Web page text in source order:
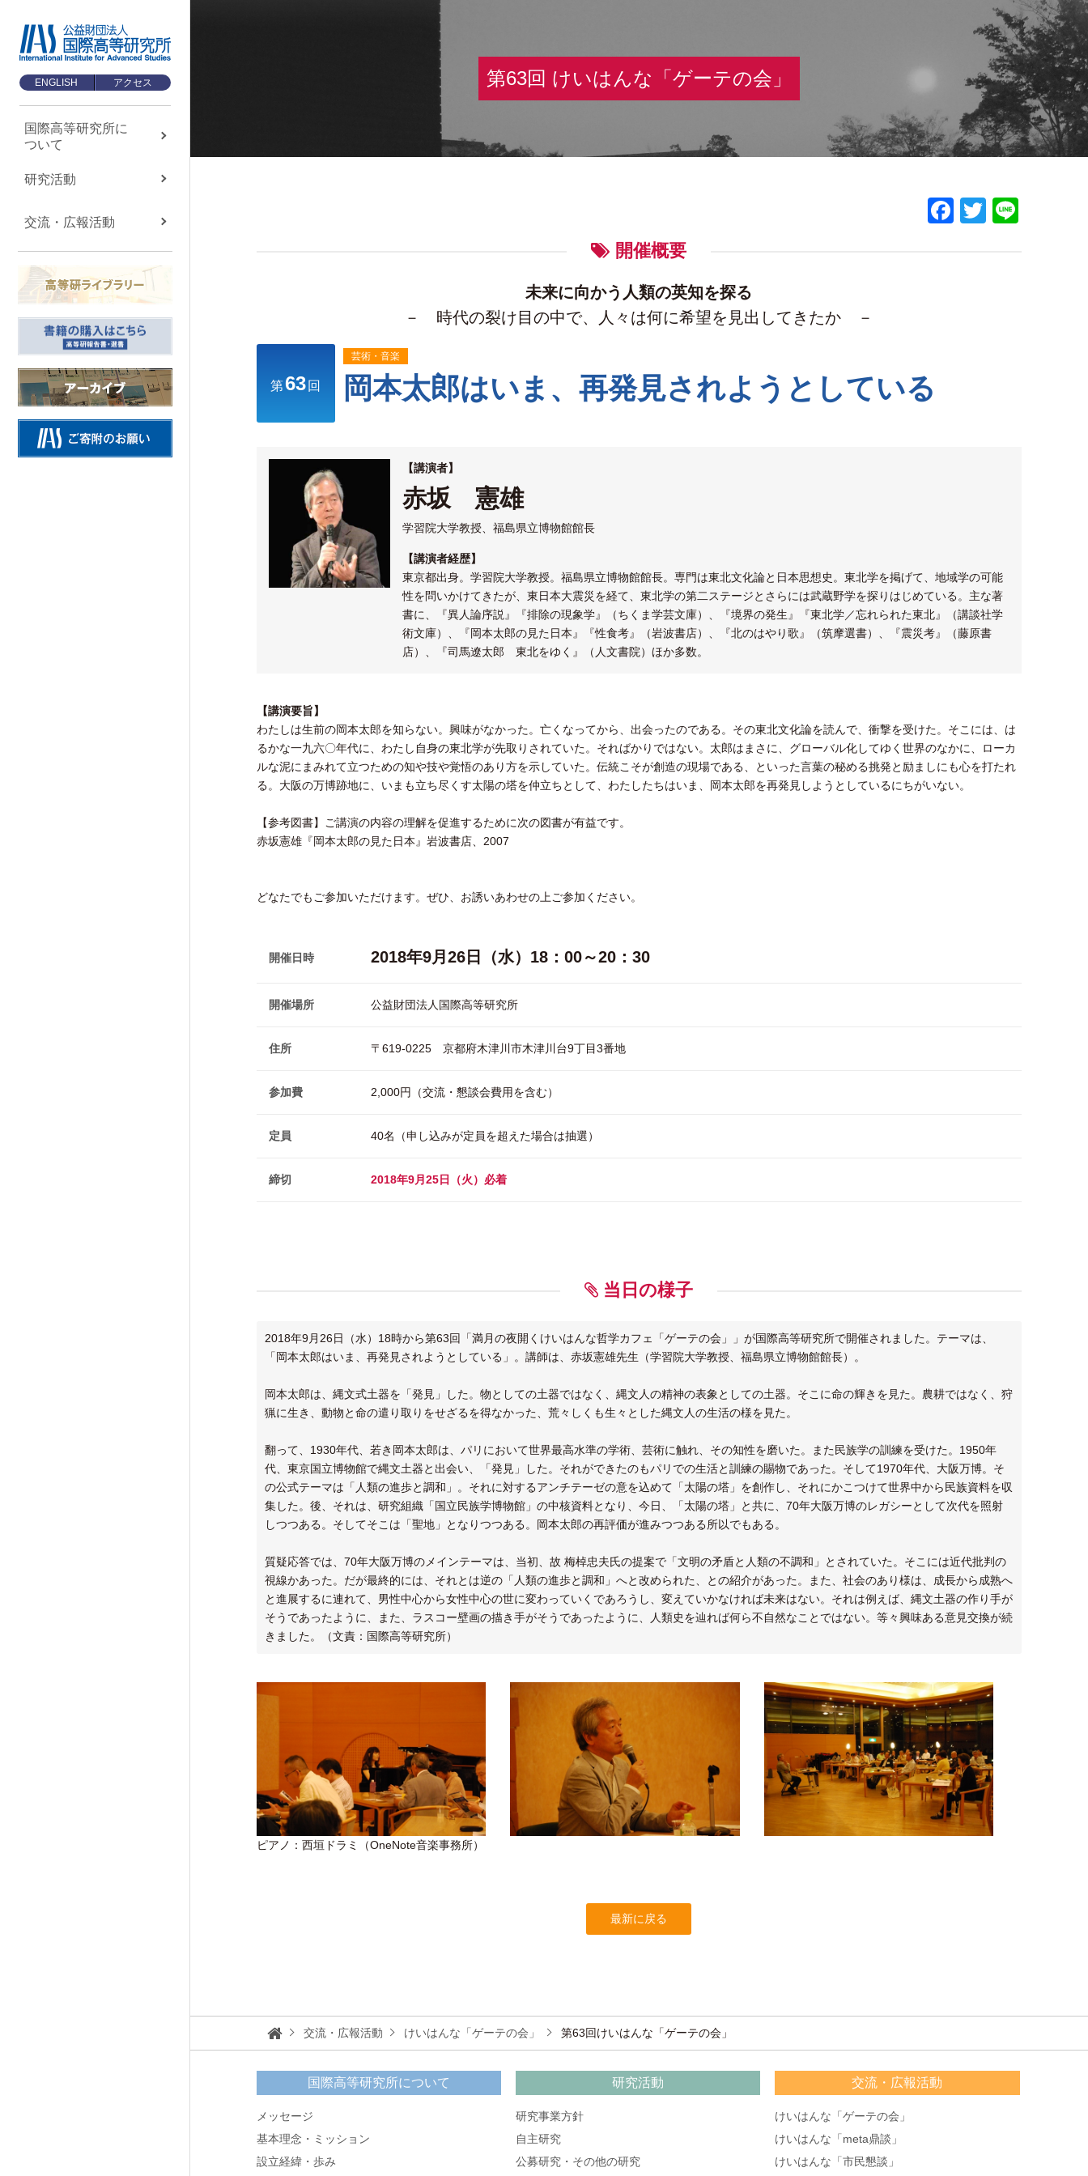
ENGLISH アクセス
国際高等研究所に
ついて
研究活動
交流・広報活動
国際高等研究所に
ついて
TOP
基本理念・ミッション
設立経緯・歩み
組織・運営について
情報公開
第63回 けいはんな「ゲーテの会」
Facebook
Twitter
開催概要
未来に向かう人類の英知を探る
－ 時代の裂け目の中で、人々は何に希望を見出してきたか －
第63 回
芸術・音楽
岡本太郎はいま、再発見されようとしている
【講演者】
赤坂 憲雄
学習院大学教授、福島県立博物館館長
【講演者経歴】
東京都出身。学習院大学教授。福島県立博物館館長。専門は東北文化論と日本思想史。東北学を掲げて、地域学の可能
性を問いかけてきたが、東日本大震災を経て、東北学の第二ステージとさらには武蔵野学を探りはじめている。主な著
書に、『異人論序説』『排除の現象学』（ちくま学芸文庫）、『境界の発生』『東北学／忘れられた東北』（講談社学
術文庫）、『岡本太郎の見た日本』『性食考』（岩波書店）、『北のはやり歌』（筑摩選書）、『震災考』（藤原書
店）、『司馬遼太郎 東北をゆく』（人文書院）ほか多数。
【講演要旨】
わたしは生前の岡本太郎を知らない。興味がなかった。亡くなってから、出会ったのである。その東北文化論を読んで、衝撃を受けた。そこには、は
るかな一九六〇年代に、わたし自身の東北学が先取りされていた。そればかりではない。太郎はまさに、グローバル化してゆく世界のなかに、ローカ
ルな泥にまみれて立つための知や技や覚悟のあり方を示していた。伝統こそが創造の現場である、といった言葉の秘める挑発と励ましにも心を打たれ
る。大阪の万博跡地に、いまも立ち尽くす太陽の塔を仲立ちとして、わたしたちはいま、岡本太郎を再発見しようとしているにちがいない。
【参考図書】ご講演の内容の理解を促進するために次の図書が有益です。
赤坂憲雄『岡本太郎の見た日本』岩波書店、2007
どなたでもご参加いただけます。ぜひ、お誘いあわせの上ご参加ください。
開催日時 2018年9月26日（水）18：00～20：30
開催場所 公益財団法人国際高等研究所
住所 〒619-0225 京都府木津川市木津川台9丁目3番地
参加費 2,000円（交流・懇談会費用を含む）
定員 40名（申し込みが定員を超えた場合は抽選）
締切 2018年9月25日（火）必着
当日の様子
2018年9月26日（水）18時から第63回「満月の夜開くけいはんな哲学カフェ「ゲーテの会」」が国際高等研究所で開催されました。テーマは、
「岡本太郎はいま、再発見されようとしている」。講師は、赤坂憲雄先生（学習院大学教授、福島県立博物館館長）。
岡本太郎は、縄文式土器を「発見」した。物としての土器ではなく、縄文人の精神の表象としての土器。そこに命の輝きを見た。農耕ではなく、狩
猟に生き、動物と命の遣り取りをせざるを得なかった、荒々しくも生々とした縄文人の生活の様を見た。
翻って、1930年代、若き岡本太郎は、パリにおいて世界最高水準の学術、芸術に触れ、その知性を磨いた。また民族学の訓練を受けた。1950年
代、東京国立博物館で縄文土器と出会い、「発見」した。それができたのもパリでの生活と訓練の賜物であった。そして1970年代、大阪万博。そ
の公式テーマは「人類の進歩と調和」。それに対するアンチテーゼの意を込めて「太陽の塔」を創作し、それにかこつけて世界中から民族資料を収
集した。後、それは、研究組織「国立民族学博物館」の中核資料となり、今日、「太陽の塔」と共に、70年大阪万博のレガシーとして次代を照射
しつつある。そしてそこは「聖地」となりつつある。岡本太郎の再評価が進みつつある所以でもある。
質疑応答では、70年大阪万博のメインテーマは、当初、故 梅棹忠夫氏の提案で「文明の矛盾と人類の不調和」とされていた。そこには近代批判の
視線かあった。だが最終的には、それとは逆の「人類の進歩と調和」へと改められた、との紹介があった。また、社会のあり様は、成長から成熟へ
と進展するに連れて、男性中心から女性中心の世に変わっていくであろうし、変えていかなければ未来はない。それは例えば、縄文土器の作り手が
そうであったように、また、ラスコー壁画の描き手がそうであったように、人類史を辿れば何ら不自然なことではない。等々興味ある意見交換が続
きました。（文責：国際高等研究所）
ピアノ：西垣ドラミ（OneNote音楽事務所）
最新に戻る
交流・広報活動 けいはんな「ゲーテの会」 第63回けいはんな「ゲーテの会」
国際高等研究所について
メッセージ
基本理念・ミッション
設立経緯・歩み
研究活動
研究事業方針
自主研究
公募研究・その他の研究
交流・広報活動
けいはんな「ゲーテの会」
けいはんな「meta鼎談」
けいはんな「市民懇談」